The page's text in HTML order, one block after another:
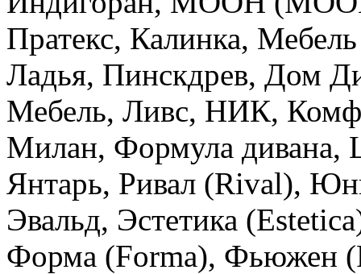
Пратекс, Калинка,
Ладья, Пинскдрев, Дом
Мебель, Ливс, НИК,
Милан, Формула дивана,
Янтарь, Ривал (Rival),
Эвальд, Эстетика
Форма (Forma), Фьюжен